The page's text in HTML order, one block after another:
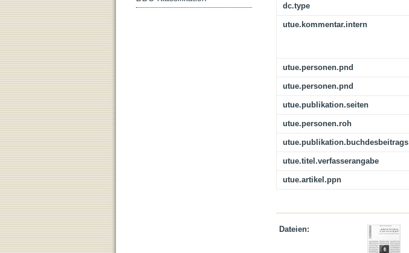
dc.type
utue.kommentar.intern
utue.personen.pnd
utue.personen.pnd
utue.publikation.seiten
utue.personen.roh
utue.publikation.buchdesbeitrags
utue.titel.verfasserangabe
utue.artikel.ppn
Dateien: